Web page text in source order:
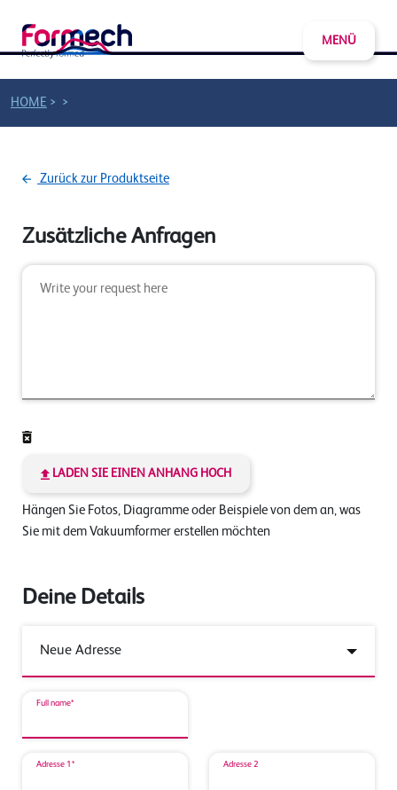
MENÜ
HOME > >
Zurück zur Produktseite
Zusätzliche Anfragen
LADEN SIE EINEN ANHANG HOCH
Hängen Sie Fotos, Diagramme oder Beispiele von dem an, was
Sie mit dem Vakuumformer erstellen möchten
Deine Details
Full name*
Adresse 1* Adresse 2